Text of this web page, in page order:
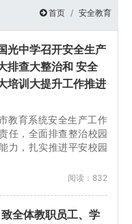
首页 安全教育
光中学召开安全生产
排查大整治和 安全
培训大提升工作推进
教育系统安全生产工作
任，全面排查整治校园
力，扎实推进平安校园
阅读：832
全体教职员工、学